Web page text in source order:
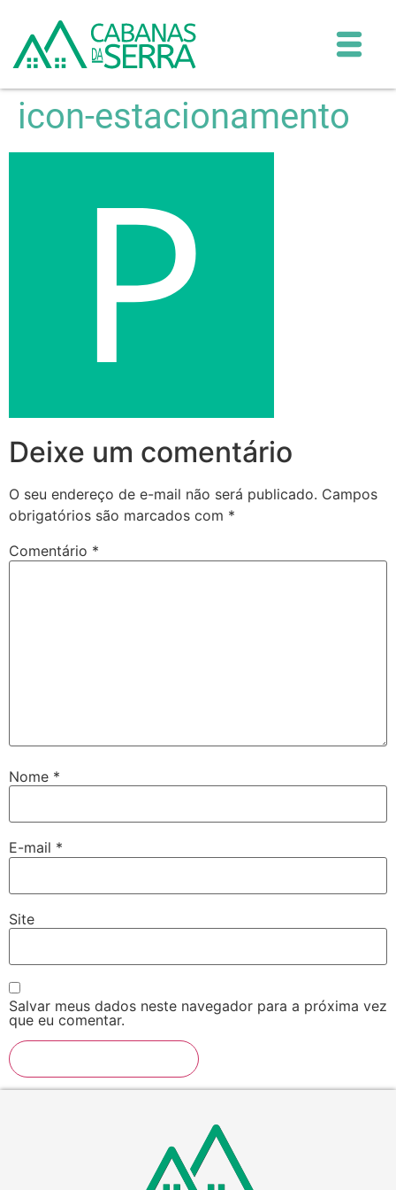
icon-estacionamento
Deixe um comentário
O seu endereço de e-mail não será publicado. Campos
obrigatórios são marcados com *
Comentário *
Nome *
E-mail *
Site
Salvar meus dados neste navegador para a próxima vez
que eu comentar.